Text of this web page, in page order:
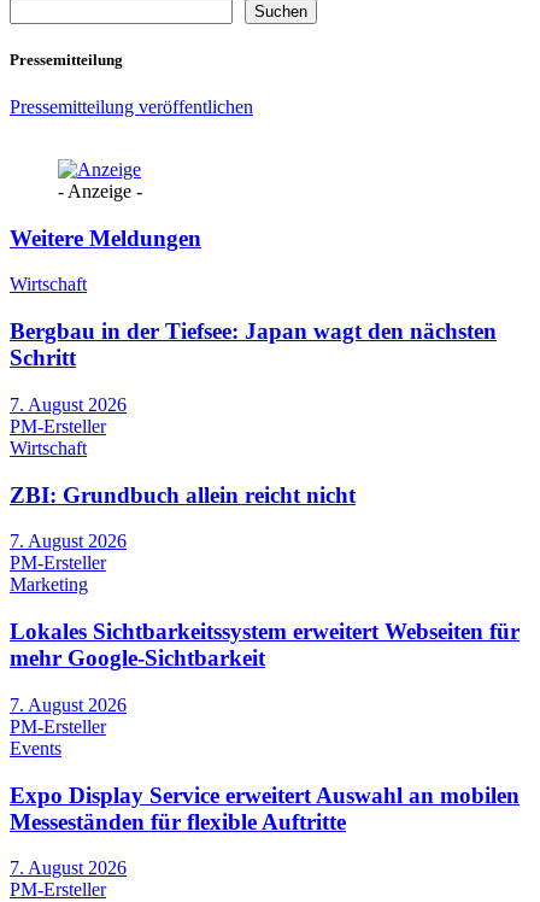
Suchen
Pressemitteilung
Pressemitteilung veröffentlichen
- Anzeige -
Weitere Meldungen
Wirtschaft
Bergbau in der Tiefsee: Japan wagt den nächsten
Schritt
7. August 2026
PM-Ersteller
Wirtschaft
ZBI: Grundbuch allein reicht nicht
7. August 2026
PM-Ersteller
Marketing
Lokales Sichtbarkeitssystem erweitert Webseiten für
mehr Google-Sichtbarkeit
7. August 2026
PM-Ersteller
Events
Expo Display Service erweitert Auswahl an mobilen
Messeständen für flexible Auftritte
7. August 2026
PM-Ersteller